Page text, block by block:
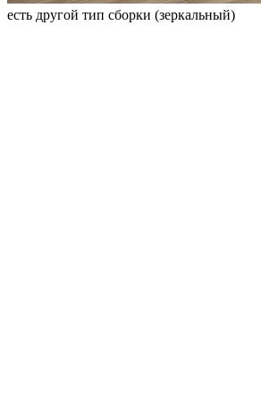
есть другой тип сборки (зеркальный)